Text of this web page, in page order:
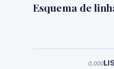
Esquema de
0,000